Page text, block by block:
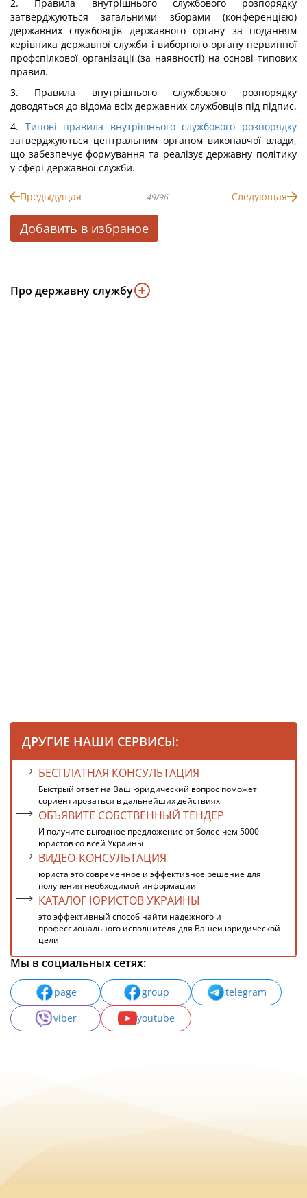
2. Правила внутрішнього службового розпорядку
затверджуються загальними зборами (конференцією)
державних службовців державного органу за поданням
керівника державної служби і виборного органу первинної
профспілкової організації (за наявності) на основі типових
правил.
3. Правила внутрішнього службового розпорядку
доводяться до відома всіх державних службовців під підпис.
4. Типові правила внутрішнього службового розпорядку
затверджуються центральним органом виконавчої влади,
що забезпечує формування та реалізує державну політику
у сфері державної служби.
Предыдущая 49/96 Следующая
Добавить в избраное
Про державну службу
ДРУГИЕ НАШИ СЕРВИСЫ:
БЕСПЛАТНАЯ КОНСУЛЬТАЦИЯ
Быстрый ответ на Ваш юридический вопрос поможет
сориентироваться в дальнейших действиях
ОБЪЯВИТЕ СОБСТВЕННЫЙ ТЕНДЕР
И получите выгодное предложение от более чем 5000
юристов со всей Украины
ВИДЕО-КОНСУЛЬТАЦИЯ
юриста это современное и эффективное решение для
получения необходимой информации
КАТАЛОГ ЮРИСТОВ УКРАИНЫ
это эффективный способ найти надежного и
профессионального исполнителя для Вашей юридической
цели
Мы в социальных сетях:
page group
telegram
viber
youtube